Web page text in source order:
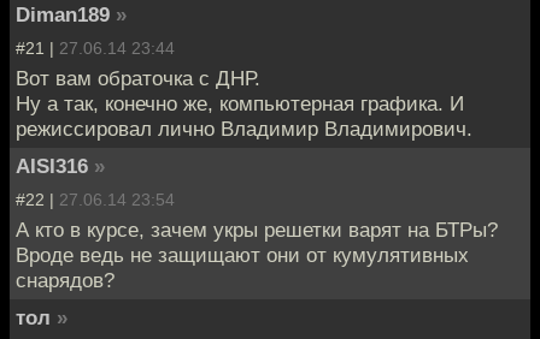
Diman189 »
#21 | 27.06.14 23:44
Вот вам обраточка с ДНР.
Ну а так, конечно же, компьютерная графика. И
режиссировал лично Владимир Владимирович.
AISI316 »
#22 | 27.06.14 23:54
А кто в курсе, зачем укры решетки варят на БТРы?
Вроде ведь не защищают они от кумулятивных
снарядов?
тол »